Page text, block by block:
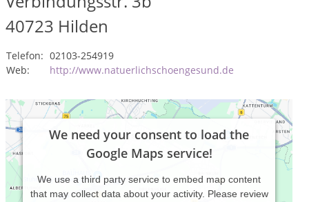
40723 Hilden
Telefon: 02103-254919
Web:
http://www.natuerlichschoengesund.de
We need your consent to load the
Google Maps service!
We use a third party service to embed map content
that may collect data about your activity. Please review